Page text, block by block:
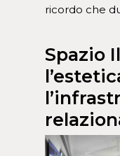
ricordo che
Spazio